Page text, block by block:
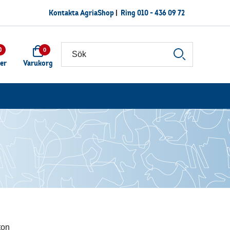
Kontakta AgriaShop | Ring 010 - 436 09 72
0
Varukorg